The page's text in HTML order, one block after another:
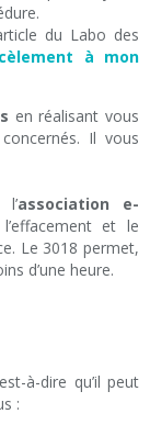
du Labo des
à mon
en réalisant vous
Il vous
association e-
et le
Le 3018 permet,
d’une heure.
à-dire qu’il peut
: